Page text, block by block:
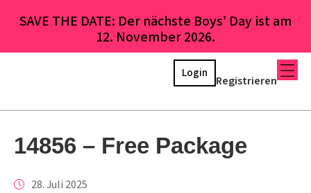
SAVE THE DATE: Der nächste Boys’ Day ist am
12. November 2026.
Registrieren
Login
14856 – Free Package
28. Juli 2025